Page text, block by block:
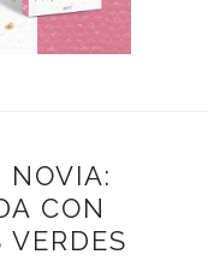
NOVIA:
CON
VERDES